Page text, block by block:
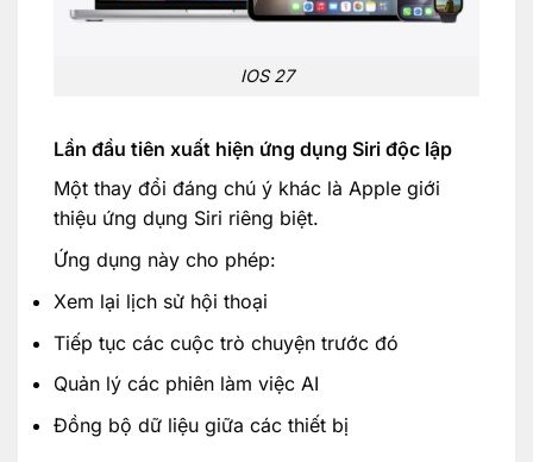
IOS 27
Lần đầu tiên xuất hiện ứng dụng Siri độc lập
Một thay đổi đáng chú ý khác là Apple giới
thiệu ứng dụng Siri riêng biệt.
Ứng dụng này cho phép:
Xem lại lịch sử hội thoại
Tiếp tục các cuộc trò chuyện trước đó
Quản lý các phiên làm việc AI
Đồng bộ dữ liệu giữa các thiết bị